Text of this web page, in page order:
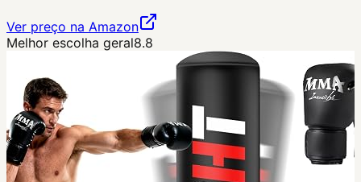
Ver preço na Amazon
Melhor escolha geral8.8